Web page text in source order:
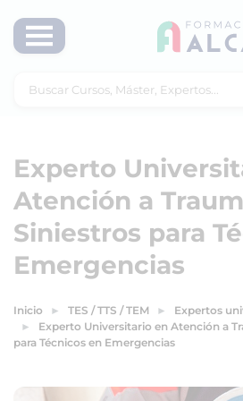
Experto
Atención a
Siniestros para
Emergencias
Inicio TES / TTS / TEM
Expertos
Experto Universitario en Atención a
para Técnicos en Emergencias